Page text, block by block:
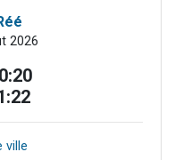
2026
ville